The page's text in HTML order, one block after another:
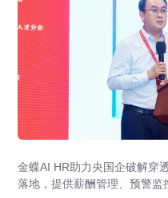
金蝶AI HR助力央国企破解穿
落地，提供薪酬管理、预警